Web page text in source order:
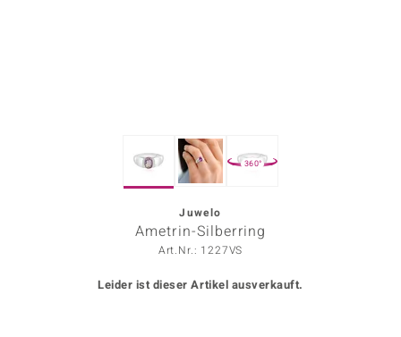
360°
Juwelo
Ametrin-Silberring
Art.Nr.: 1227VS
Leider ist dieser Artikel ausverkauft.